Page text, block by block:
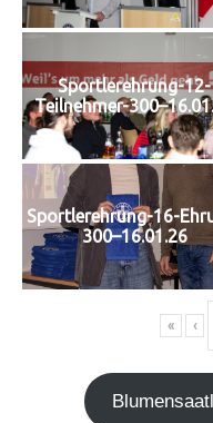
Sportlerehrung-12-
Teilnehmer-
Sportlerehrung-16-
300–16.01.26
« ‹